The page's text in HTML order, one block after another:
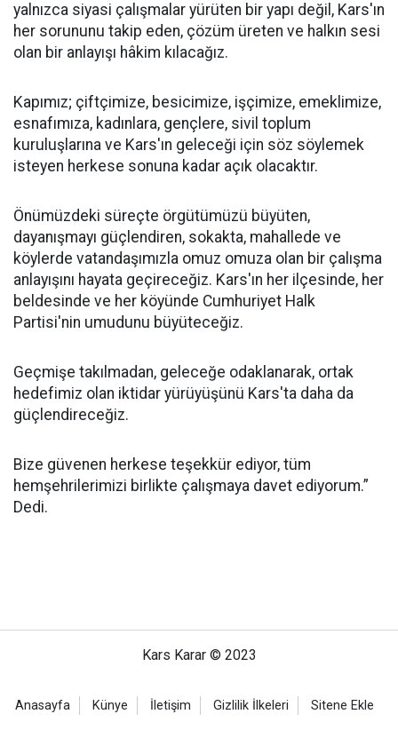
yalnızca siyasi çalışmalar yürüten bir yapı değil, Kars'ın
her sorununu takip eden, çözüm üreten ve halkın sesi
olan bir anlayışı hâkim kılacağız.
Kapımız; çiftçimize, besicimize, işçimize, emeklimize,
esnafımıza, kadınlara, gençlere, sivil toplum
kuruluşlarına ve Kars'ın geleceği için söz söylemek
isteyen herkese sonuna kadar açık olacaktır.
Önümüzdeki süreçte örgütümüzü büyüten,
dayanışmayı güçlendiren, sokakta, mahallede ve
köylerde vatandaşımızla omuz omuza olan bir çalışma
anlayışını hayata geçireceğiz. Kars'ın her ilçesinde, her
beldesinde ve her köyünde Cumhuriyet Halk
Partisi'nin umudunu büyüteceğiz.
Geçmişe takılmadan, geleceğe odaklanarak, ortak
hedefimiz olan iktidar yürüyüşünü Kars'ta daha da
güçlendireceğiz.
Bize güvenen herkese teşekkür ediyor, tüm
hemşehrilerimizi birlikte çalışmaya davet ediyorum.”
Dedi.
Kars Karar © 2023
Anasayfa Künye İletişim Gizlilik İlkeleri Sitene Ekle